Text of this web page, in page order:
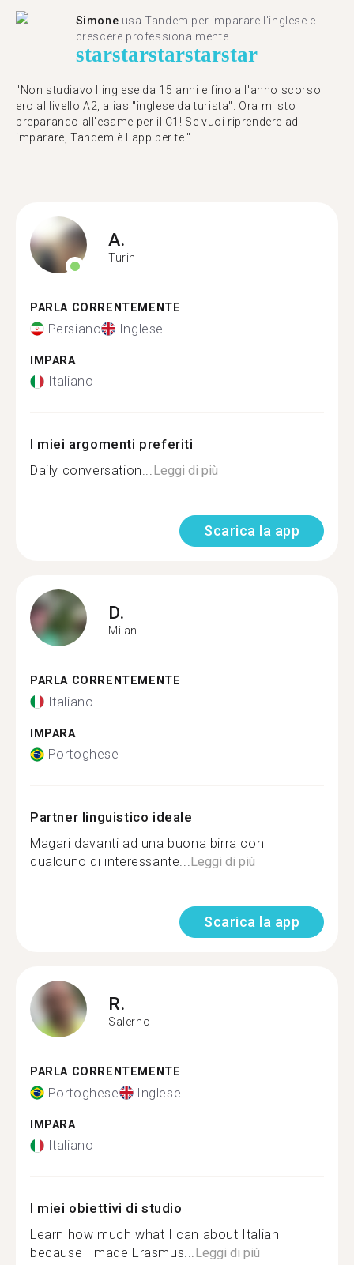
Simone usa Tandem per imparare l'inglese e
crescere professionalmente.
starstarstarstarstar
"Non studiavo l'inglese da 15 anni e fino all'anno scorso
ero al livello A2, alias "inglese da turista". Ora mi sto
preparando all'esame per il C1! Se vuoi riprendere ad
imparare, Tandem è l'app per te."
A.
Turin
PARLA CORRENTEMENTE
Persiano Inglese
IMPARA
Italiano
I miei argomenti preferiti
Daily conversation...Leggi di più
Scarica la app
D.
Milan
PARLA CORRENTEMENTE
Italiano
IMPARA
Portoghese
Partner linguistico ideale
Magari davanti ad una buona birra con
qualcuno di interessante...Leggi di più
Scarica la app
R.
Salerno
PARLA CORRENTEMENTE
Portoghese Inglese
IMPARA
Italiano
I miei obiettivi di studio
Learn how much what I can about Italian
because I made Erasmus...Leggi di più